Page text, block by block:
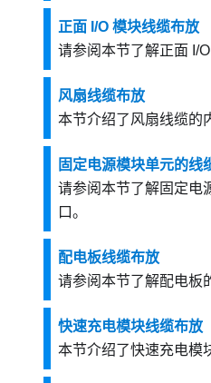
正面 I/O 模块线缆布放
请参阅本节了解正面 I/
风扇线缆布放
本节介绍了风扇线缆的
固定电源模块单元的线
请参阅本节了解固定电
口。
配电板线缆布放
请参阅本节了解配电板
快速充电模块线缆布放
本节介绍了快速充电模